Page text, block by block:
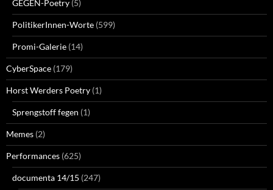
GEGEN-Poetry (5)
PolitikerInnen-Worte (599)
Promi-Galerie (14)
CyberSpace (179)
Horst Werders Poetry (1)
Sprengstoff fegen (1)
Memes (2)
Performances (625)
documenta 14/15 (247)